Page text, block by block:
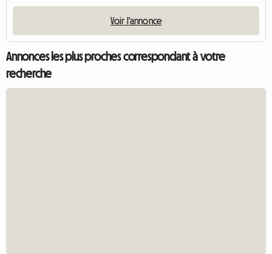
Voir l'annonce
Annonces les plus proches correspondant à votre
recherche